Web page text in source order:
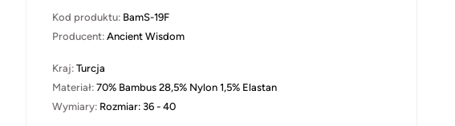
Kod produktu: BamS-19F
Producent: Ancient Wisdom
Kraj: Turcja
Materiał: 70% Bambus 28,5% Nylon 1,5% Elastan
Wymiary: Rozmiar: 36 - 40